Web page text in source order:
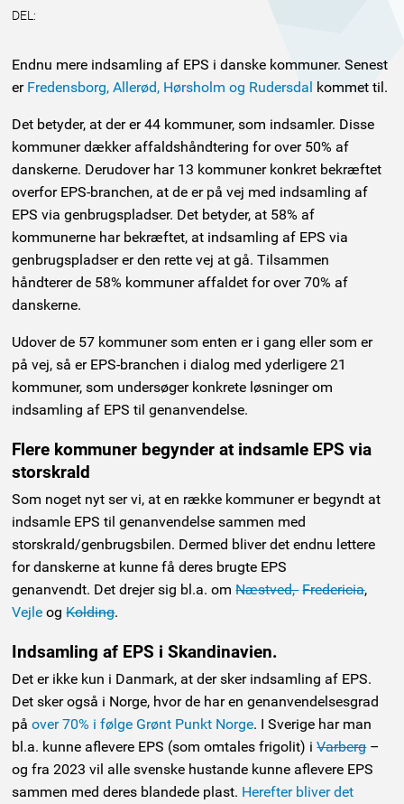
DEL:
Endnu mere indsamling af EPS i danske kommuner. Senest
er Fredensborg, Allerød, Hørsholm og Rudersdal kommet til.
Det betyder, at der er 44 kommuner, som indsamler. Disse
kommuner dækker affaldshåndtering for over 50% af
danskerne. Derudover har 13 kommuner konkret bekræftet
overfor EPS-branchen, at de er på vej med indsamling af
EPS via genbrugspladser. Det betyder, at 58% af
kommunerne har bekræftet, at indsamling af EPS via
genbrugspladser er den rette vej at gå. Tilsammen
håndterer de 58% kommuner affaldet for over 70% af
danskerne.
Udover de 57 kommuner som enten er i gang eller som er
på vej, så er EPS-branchen i dialog med yderligere 21
kommuner, som undersøger konkrete løsninger om
indsamling af EPS til genanvendelse.
Flere kommuner begynder at indsamle EPS via
storskrald
Som noget nyt ser vi, at en række kommuner er begyndt at
indsamle EPS til genanvendelse sammen med
storskrald/genbrugsbilen. Dermed bliver det endnu lettere
for danskerne at kunne få deres brugte EPS
genanvendt. Det drejer sig bl.a. omNæstved, Fredericia,
Vejle ogKolding.
Indsamling af EPS i Skandinavien.
Det er ikke kun i Danmark, at der sker indsamling af EPS.
Det sker også i Norge, hvor de har en genanvendelsesgrad
påover 70% i følge Grønt Punkt Norge. I Sverige har man
bl.a. kunne aflevere EPS (som omtales frigolit) iVarberg–
og fra 2023 vil alle svenske hustande kunne aflevere EPS
sammen med deres blandede plast. Herefter bliver det